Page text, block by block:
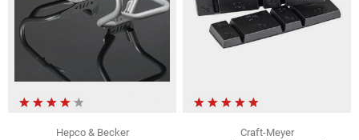
Hepco & Becker
Craft-Meyer